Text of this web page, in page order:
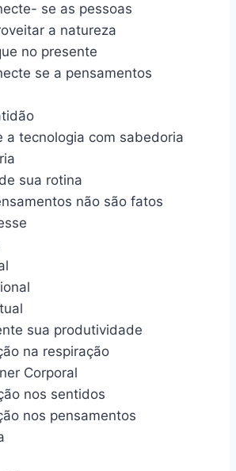
se as pessoas
a natureza
no presente
se a pensamentos
a tecnologia com sabedoria
sua rotina
não são fatos
sua produtividade
na respiração
Corporal
nos sentidos
nos pensamentos